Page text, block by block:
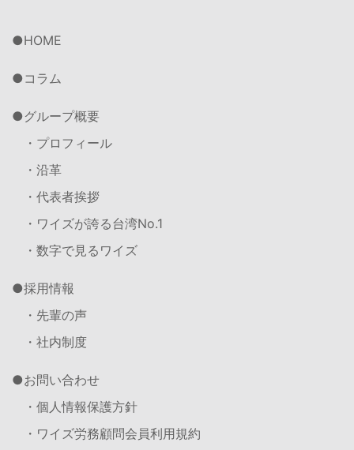
HOME
コラム
グループ概要
・プロフィール
・沿革
・代表者挨拶
・ワイズが誇る台湾No.1
・数字で見るワイズ
採用情報
・先輩の声
・社内制度
お問い合わせ
・個人情報保護方針
・ワイズ労務顧問会員利用規約